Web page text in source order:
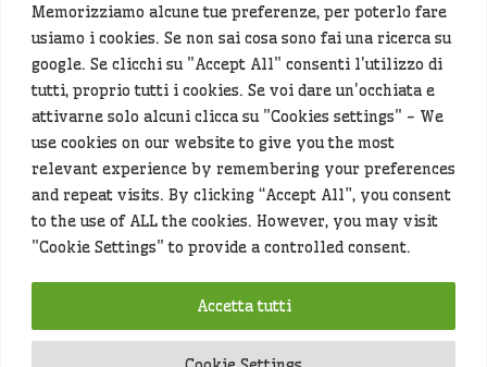
Memorizziamo alcune tue preferenze, per poterlo fare
usiamo i cookies. Se non sai cosa sono fai una ricerca su
google. Se clicchi su "Accept All" consenti l'utilizzo di
tutti, proprio tutti i cookies. Se voi dare un'occhiata e
attivarne solo alcuni clicca su "Cookies settings" - We
use cookies on our website to give you the most
relevant experience by remembering your preferences
and repeat visits. By clicking “Accept All”, you consent
to the use of ALL the cookies. However, you may visit
"Cookie Settings" to provide a controlled consent.
Accetta tutti
Siamo attenti a non violare copyright e diritti
d’immagine. Se un contenuto è di tua proprietà e vuoi
richiederne la rimozionediccelo(<- clicca per inviarci un
messaggio).
Alcuni articoli sono generati in bozza rielaborando, con
l'intelligenza artificiale generativa, contenuti
provenienti da fonti istituzionali e altri siti di interesse
locale. Prima della pubblicazioni l'articolo viene
controllato dalla redazione.
Hey che fine fanno i miei dati (privacy policy)